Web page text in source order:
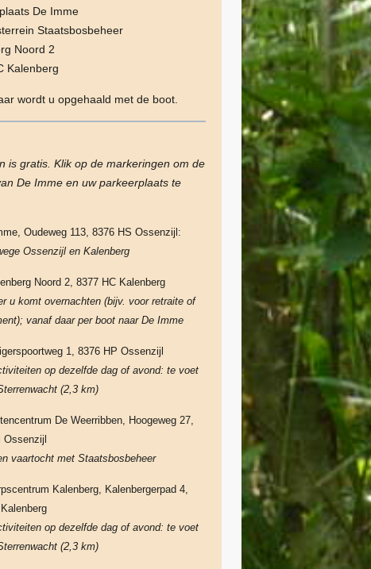
De Imme
Staatsbosbeheer
Noord 2
Kalenberg
wordt u opgehaald met de boot.
is gratis. Klik op de markeringen om de
De Imme en uw parkeerplaats te
Oudeweg 113, 8376 HS Ossenzijl:
Ossenzijl en Kalenberg
Noord 2, 8377 HC Kalenberg
u komt overnachten (bijv. voor retraite of
vanaf daar per boot naar De Imme
1, 8376 HP Ossenzijl
op dezelfde dag of avond: te voet
(2,3 km)
De Weerribben, Hoogeweg 27,
Ossenzijl
vaartocht met Staatsbosbeheer
Kalenberg, Kalenbergerpad 4,
op dezelfde dag of avond: te voet
(2,3 km)